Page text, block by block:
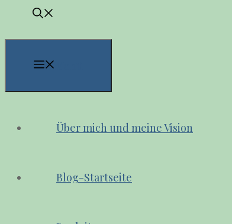
Über mich und meine Vision
Blog-Startseite